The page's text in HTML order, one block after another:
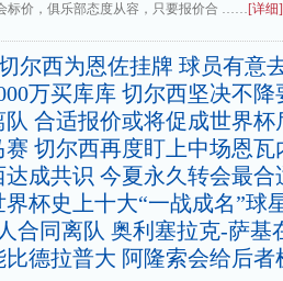
标价，俱乐部态度从容，只要报价合 ……[详细]
尔西为恩佐挂牌 球员有意
万买库库 切尔西坚决不降
队 合适报价或将促成世界杯
切尔西再度盯上中场恩瓦
成共识 今夏永久转会最合
杯史上十大“一战成名”球
合同离队 奥利塞拉克-萨基
德拉普大 阿隆索会给后者